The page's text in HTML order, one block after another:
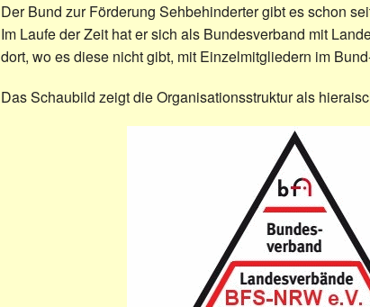
Der Bund zur Förderung Sehbehinderter gibt es schon
Im Laufe der Zeit hat er sich als Bundesverband mit
dort, wo es diese nicht gibt, mit Einzelmitgliedern im
Das Schaubild zeigt die Organisationsstruktur als